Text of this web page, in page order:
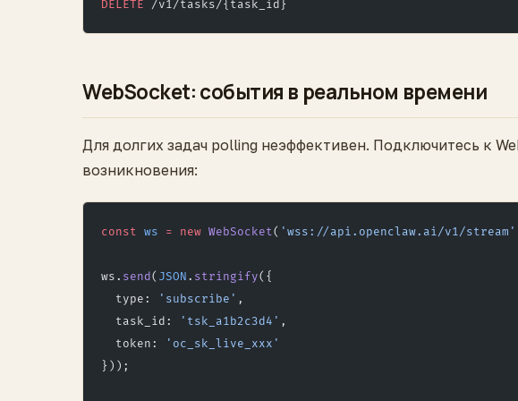
DELETE /v1/tasks/{task_id}
WebSocket: события в реальном времени
Для долгих задач polling неэффективен. Подключитесь к
возникновения:
const ws = new WebSocket( 'wss://api.openclaw.ai/v1/stream'
ws. send( JSON . stringify({
  type:
'subscribe' ,
  task_id:
'tsk_a1b2c3d4' ,
  token:
'oc_sk_live_xxx'
}));